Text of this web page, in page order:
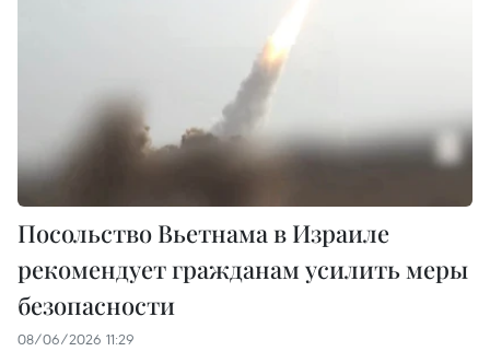
Посольство Вьетнама в Израиле
рекомендует гражданам усилить меры
безопасности
08/06/2026 11:29